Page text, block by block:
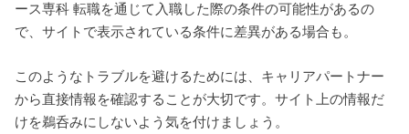
ース専科 転職を通じて入職した際の条件の可能性があるの
で、サイトで表示されている条件に差異がある場合も。
このようなトラブルを避けるためには、キャリアパートナー
から直接情報を確認することが大切です。サイト上の情報だ
けを鵜呑みにしないよう気を付けましょう。